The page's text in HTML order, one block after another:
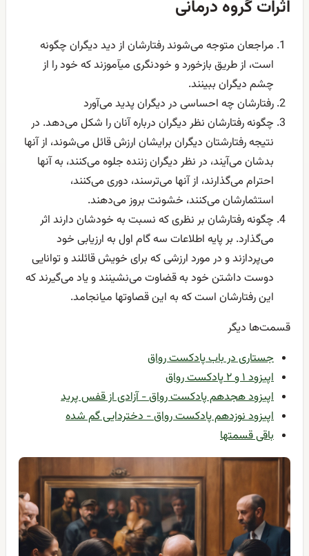
اثرات گروه درمانی
مراجعان متوجه می‌شوند رفتارشان از دید دیگران چگونه
است، از طریق بازخورد و خودنگری میآموزند که خود را از
چشم دیگران ببینند.
رفتارشان چه احساسی در دیگران پدید می‌آورد
چگونه رفتارشان نظر دیگران درباره آنان را شکل می‌دهد. در
نتیجه رفتارشتان دیگران برایشان ارزش قائل می‌شوند، از آنها
بدشان می‌آیند، در نظر دیگران زننده جلوه می‌کنند، به آنها
احترام می‌گذارند، از آنها می‌ترسند، دوری می‌کنند،
استثمارشان می‌کنند، خشونت بروز می‌دهند.
چگونه رفتارشان بر نظری که نسبت به خودشان دارند اثر
می‌گذارد. بر پایه اطلاعات سه گام اول به ارزیابی خود
می‌پردازند و در مورد ارزشی که برای خویش قائلند و توانایی
دوست داشتن خود به قضاوت می‌نشینند و یاد می‌گیرند که
این رفتارشان است که به این قصاوتها میانجامد.
قسمت‌ها دیگر
جستاری در باب پادکست رواق
اپیزود ۱ و ۲ پادکست رواق
اپیزود هجدهم پادکست رواق - آزادی از قفس پرید
اپیزود نوزدهم پادکست رواق - دختردایی گم شده
باقی قسمتها